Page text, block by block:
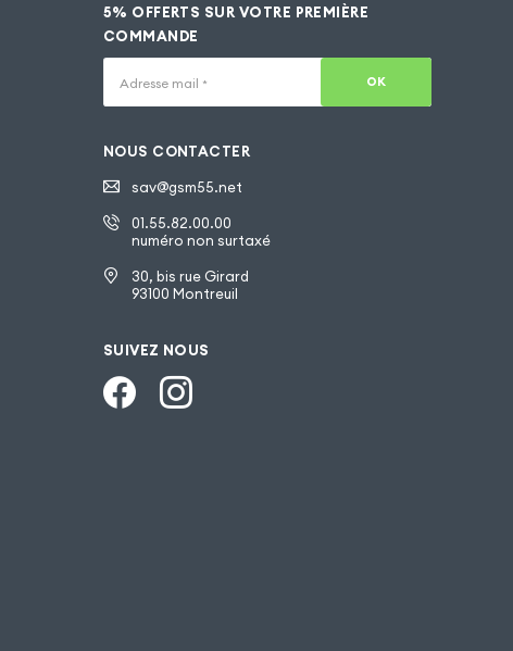
5% OFFERTS SUR VOTRE PREMIÈRE
COMMANDE
Adresse mail * OK
NOUS CONTACTER
sav@gsm55.net
01.55.82.00.00
numéro non surtaxé
30, bis rue Girard
93100 Montreuil
SUIVEZ NOUS